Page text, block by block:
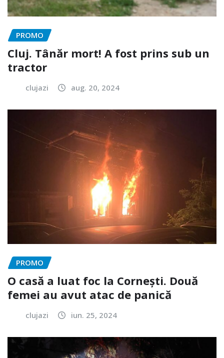
PROMO
Cluj. Tânăr mort! A fost prins sub un
tractor
clujazi aug. 20, 2024
PROMO
O casă a luat foc la Cornești. Două
femei au avut atac de panică
clujazi iun. 25, 2024